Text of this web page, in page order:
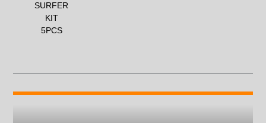
SURFER
KIT
5PCS